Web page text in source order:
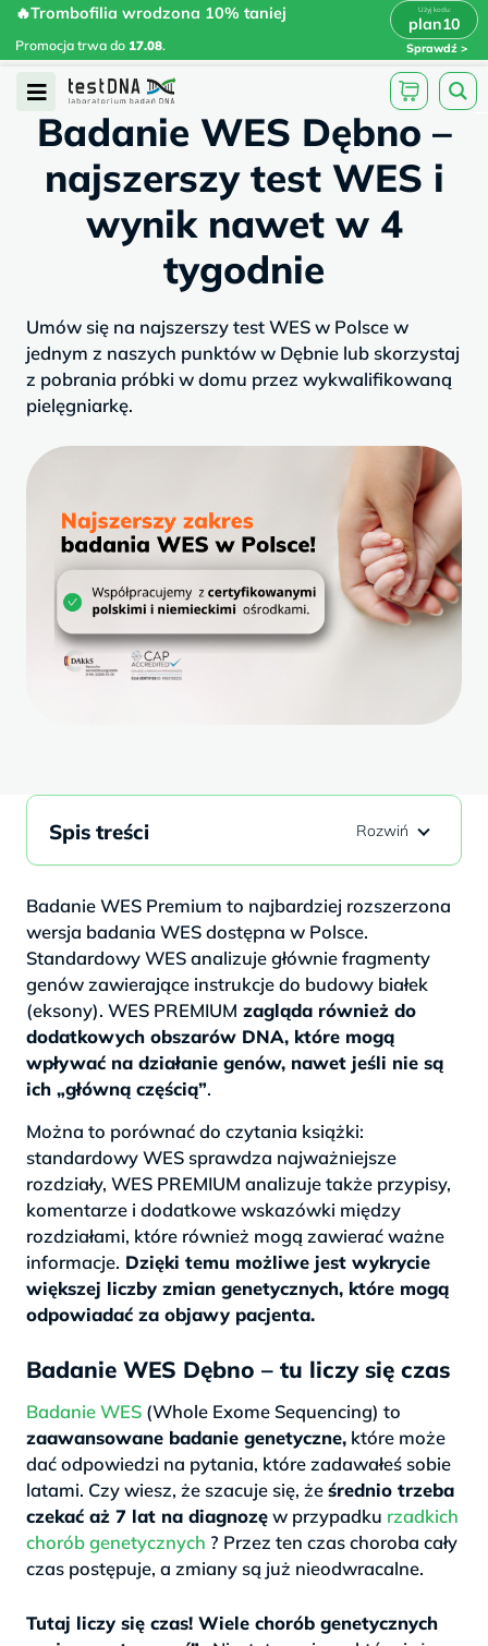
Skip
content
🔥Trombofilia wrodzona 10% taniej
Promocja trwa do 17.08.
plan10
Sprawdź
🔥Trombofilia wrodzona 10% taniej
plan10 x
Open
Menu
testdna.pl
Badanie WES Dębno –
najszerszy test WES i
wynik nawet w 4
tygodnie
Umów się na najszerszy test WES w Polsce w
jednym z naszych punktów w Dębnie lub skorzystaj
z pobrania próbki w domu przez wykwalifikowaną
pielęgniarkę.
Badanie WES Premium to najbardziej rozszerzona
wersja badania WES dostępna w Polsce.
Standardowy WES analizuje głównie fragmenty
genów zawierające instrukcje do budowy białek
(eksony). WES PREMIUM zagląda również do
dodatkowych obszarów DNA, które mogą
wpływać na działanie genów, nawet jeśli nie są
ich „główną częścią”.
Można to porównać do czytania książki:
standardowy WES sprawdza najważniejsze
rozdziały, WES PREMIUM analizuje także przypisy,
komentarze i dodatkowe wskazówki między
rozdziałami, które również mogą zawierać ważne
informacje. Dzięki temu możliwe jest wykrycie
większej liczby zmian genetycznych, które mogą
odpowiadać za objawy pacjenta.
Badanie WES Dębno – tu liczy się czas
Badanie WES (Whole Exome Sequencing) to
zaawansowane badanie genetyczne, które może
dać odpowiedzi na pytania, które zadawałeś sobie
latami. Czy wiesz, że szacuje się, żeśrednio trzeba
czekać aż 7 lat na diagnozęw przypadku rzadkich
chorób genetycznych ? Przez ten czas choroba cały
czas postępuje, a zmiany są już nieodwracalne.
Tutaj liczy się czas! Wiele chorób genetycznych
Spis treści